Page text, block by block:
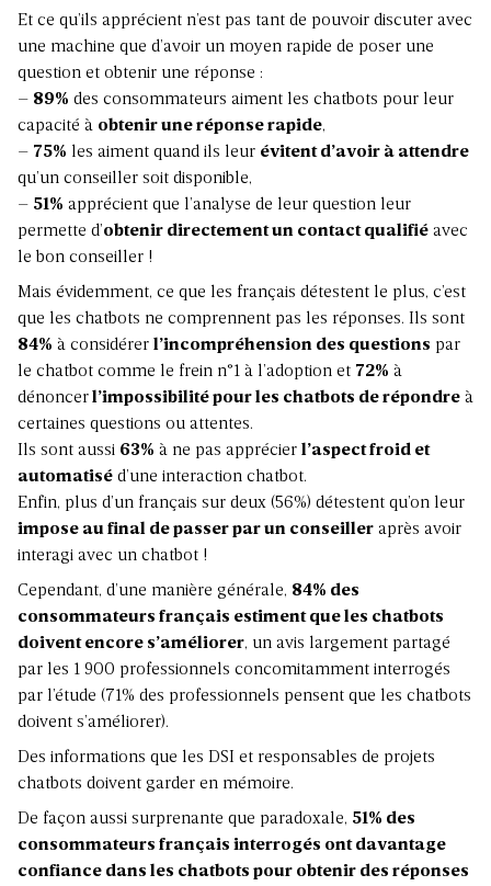
Et ce qu’ils apprécient n’est pas tant de pouvoir discuter avec
une machine que d’avoir un moyen rapide de poser une
question et obtenir une réponse :
– 89% des consommateurs aiment les chatbots pour leur
capacité à obtenir une réponse rapide,
– 75% les aiment quand ils leur évitent d’avoir à attendre
qu’un conseiller soit disponible,
– 51% apprécient que l’analyse de leur question leur
permette d’obtenir directement un contact qualifié avec
le bon conseiller !
Mais évidemment, ce que les français détestent le plus, c’est
que les chatbots ne comprennent pas les réponses. Ils sont
84% à considérer l’incompréhension des questions par
le chatbot comme le frein n°1 à l’adoption et 72% à
dénoncerl’impossibilité pour les chatbots de répondre à
certaines questions ou attentes.
Ils sont aussi 63% à ne pas apprécier l’aspect froid et
automatisé d’une interaction chatbot.
Enfin, plus d’un français sur deux (56%) détestent qu’on leur
impose au final de passer par un conseiller après avoir
interagi avec un chatbot !
Cependant, d’une manière générale, 84% des
consommateurs français estiment que les chatbots
doivent encore s’améliorer, un avis largement partagé
par les 1 900 professionnels concomitamment interrogés
par l’étude (71% des professionnels pensent que les chatbots
doivent s’améliorer).
Des informations que les DSI et responsables de projets
chatbots doivent garder en mémoire.
De façon aussi surprenante que paradoxale, 51% des
consommateurs français interrogés ont davantage
confiance dans les chatbots pour obtenir des réponses